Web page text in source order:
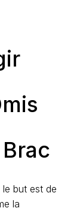
but est de
la